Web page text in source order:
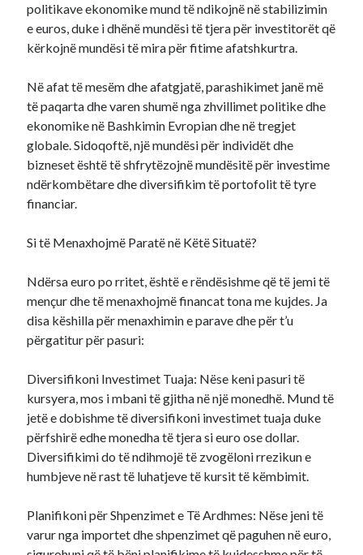
politikave ekonomike mund të ndikojnë në stabilizimin
e euros, duke i dhënë mundësi të tjera për investitorët që
kërkojnë mundësi të mira për fitime afatshkurtra.
Në afat të mesëm dhe afatgjatë, parashikimet janë më
të paqarta dhe varen shumë nga zhvillimet politike dhe
ekonomike në Bashkimin Evropian dhe në tregjet
globale. Sidoqoftë, një mundësi për individët dhe
bizneset është të shfrytëzojnë mundësitë për investime
ndërkombëtare dhe diversifikim të portofolit të tyre
financiar.
Si të Menaxhojmë Paratë në Këtë Situatë?
Ndërsa euro po rritet, është e rëndësishme që të jemi të
mençur dhe të menaxhojmë financat tona me kujdes. Ja
disa këshilla për menaxhimin e parave dhe për t’u
përgatitur për pasuri:
Diversifikoni Investimet Tuaja: Nëse keni pasuri të
kursyera, mos i mbani të gjitha në një monedhë. Mund të
jetë e dobishme të diversifikoni investimet tuaja duke
përfshirë edhe monedha të tjera si euro ose dollar.
Diversifikimi do të ndihmojë të zvogëloni rrezikun e
humbjeve në rast të luhatjeve të kursit të këmbimit.
Planifikoni për Shpenzimet e Të Ardhmes: Nëse jeni të
varur nga importet dhe shpenzimet që paguhen në euro,